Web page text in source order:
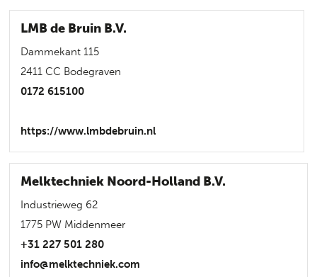
LMB de Bruin B.V.
Dammekant 115
2411 CC Bodegraven
0172 615100
https://www.lmbdebruin.nl
Melktechniek Noord-Holland B.V.
Industrieweg 62
1775 PW Middenmeer
+31 227 501 280
info@melktechniek.com